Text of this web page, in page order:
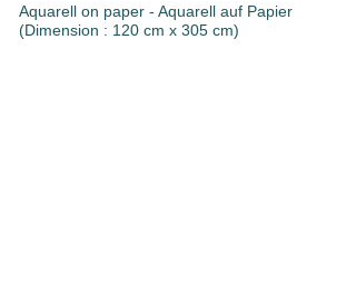
Aquarell on paper - Aquarell auf Papier
(Dimension : 120 cm x 305 cm)